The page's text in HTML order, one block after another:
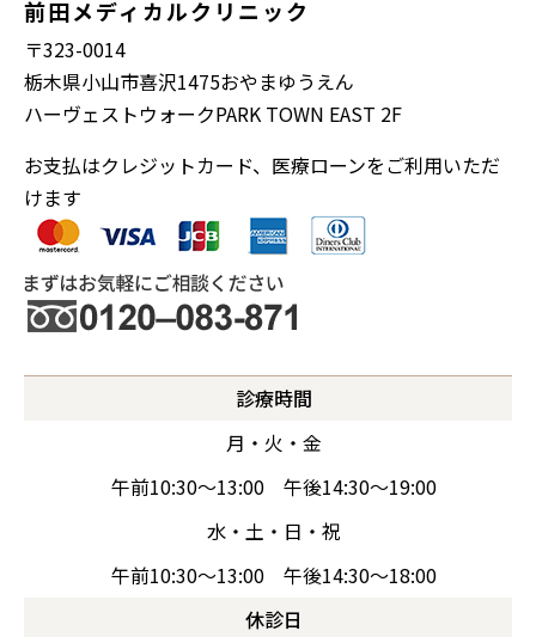
前田メディカルクリニック
〒323-0014
栃木県小山市喜沢1475おやまゆうえん
ハーヴェストウォークPARK TOWN EAST 2F
お支払はクレジットカード、医療ローンをご利用いただ
けます
診療時間
月・火・金
午前10:30～13:00 午後14:30～19:00
水・土・日・祝
午前10:30～13:00 午後14:30～18:00
休診日